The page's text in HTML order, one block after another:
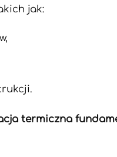
jak:
termiczna